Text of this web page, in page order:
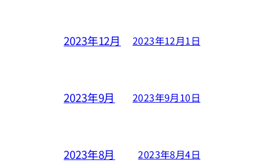
2023年12月 2023年12月1日
2023年9月 2023年9月10日
2023年8月 2023年8月4日